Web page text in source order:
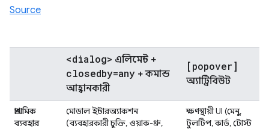
Source
<dialog> এলিমেন্ট +
closedby=any + কমান্ড
আহ্বানকারী
[popover]
অ্যাট্রিবিউট
প্রাথমিক
ব্যবহার
মোডাল ইন্টারঅ্যাকশন
(ব্যবহারকারী চুক্তি, ওয়াক-থ্রু,
ক্ষণস্থায়ী UI (মেনু,
টুলটিপ, কার্ড, টোস্ট